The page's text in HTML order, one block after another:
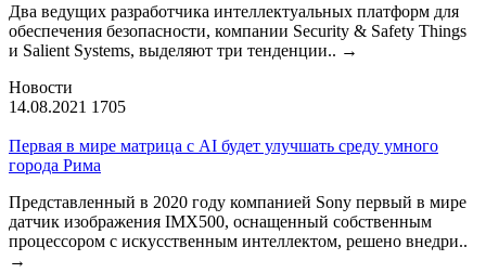
Два ведущих разработчика интеллектуальных платформ для
обеспечения безопасности, компании Security & Safety Things
и Salient Systems, выделяют три тенденции.. →
Новости
14.08.2021 1705
Первая в мире матрица с AI будет улучшать среду умного
города Рима
Представленный в 2020 году компанией Sony первый в мире
датчик изображения IMX500, оснащенный собственным
процессором с искусственным интеллектом, решено внедри..
→